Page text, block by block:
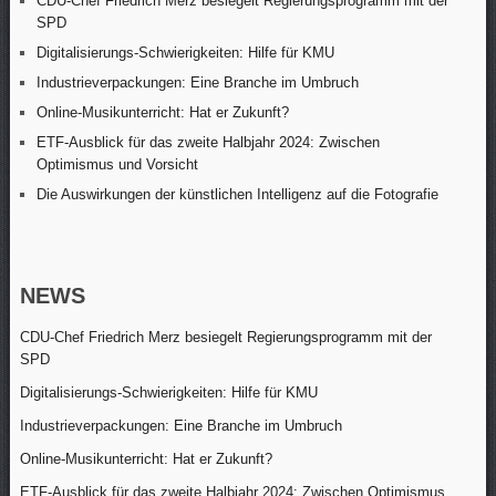
SPD
Digitalisierungs-Schwierigkeiten: Hilfe für KMU
Industrieverpackungen: Eine Branche im Umbruch
Online-Musikunterricht: Hat er Zukunft?
ETF-Ausblick für das zweite Halbjahr 2024: Zwischen
Optimismus und Vorsicht
Die Auswirkungen der künstlichen Intelligenz auf die Fotografie
NEWS
CDU-Chef Friedrich Merz besiegelt Regierungsprogramm mit der
SPD
Digitalisierungs-Schwierigkeiten: Hilfe für KMU
Industrieverpackungen: Eine Branche im Umbruch
Online-Musikunterricht: Hat er Zukunft?
ETF-Ausblick für das zweite Halbjahr 2024: Zwischen Optimismus